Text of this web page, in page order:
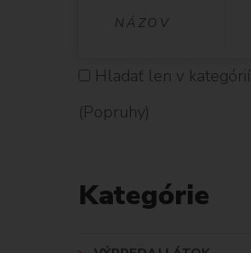
H
L
D
Hladať len v kategórií
(Popruhy)
Kategórie